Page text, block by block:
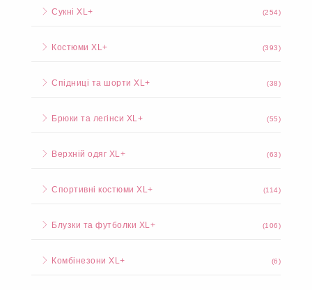
Сукні XL+ (254)
Костюми XL+ (393)
Спідниці та шорти XL+ (38)
Брюки та легінси XL+ (55)
Верхній одяг XL+ (63)
Спортивні костюми XL+ (114)
Блузки та футболки XL+ (106)
Комбінезони XL+ (6)